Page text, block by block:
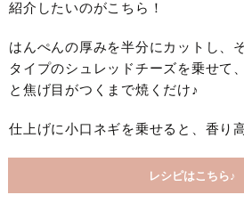
紹介したいのがこちら！
はんぺんの厚みを半分にカットし、
タイプのシュレッドチーズを乗せて
と焦げ目がつくまで焼くだけ♪
仕上げに小口ネギを乗せると、香り
レシピはこちら♪